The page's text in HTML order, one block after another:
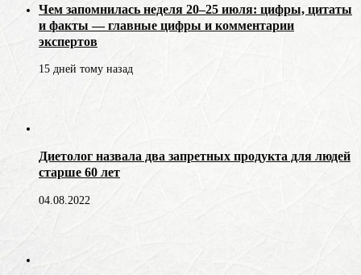
Чем запомнилась неделя 20–25 июля: цифры, цитаты
и факты — главные цифры и комментарии
экспертов
15 дней тому назад
Диетолог назвала два запретных продукта для людей
старше 60 лет
04.08.2022